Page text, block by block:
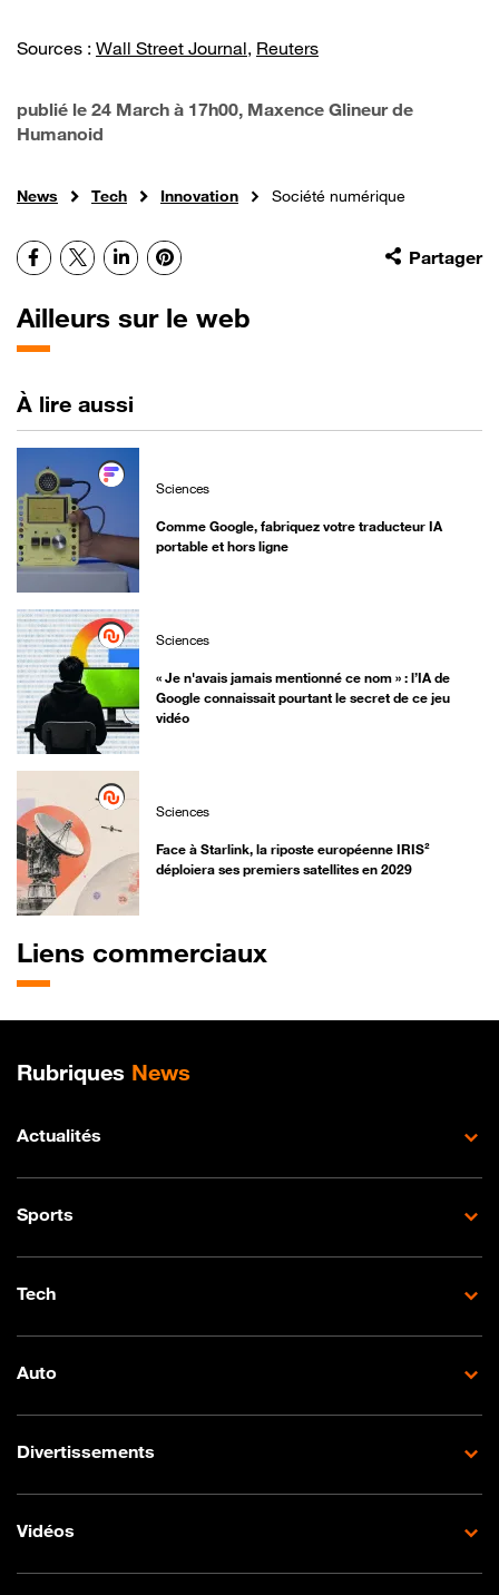
Sources : Wall Street Journal, Reuters
publié le 24 March à 17h00, Maxence Glineur de
Humanoid
News Tech Innovation Société numérique
Partager
Facebook
X LinkedInPinterest
Ailleurs sur le web
À lire aussi
Sciences
Comme Google, fabriquez votre traducteur IA
portable et hors ligne
Sciences
« Je n'avais jamais mentionné ce nom » : l’IA de
Google connaissait pourtant le secret de ce jeu
vidéo
Sciences
Face à Starlink, la riposte européenne IRIS²
déploiera ses premiers satellites en 2029
Liens commerciaux
Plan de site
Rubriques News
Actualités
Sports
Tech
Auto
Divertissements
Vidéos